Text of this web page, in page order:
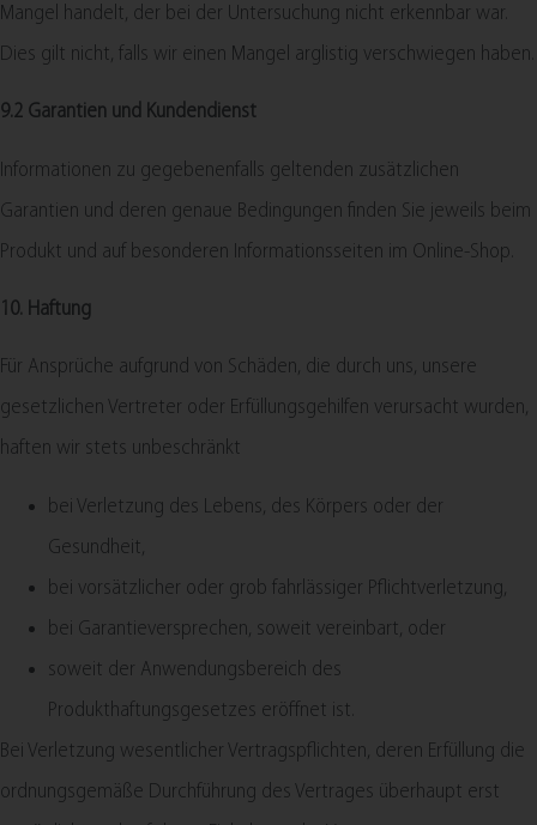
Mangel handelt, der bei der Untersuchung nicht erkennbar war.
Dies gilt nicht, falls wir einen Mangel arglistig verschwiegen haben.
9.2 Garantien und Kundendienst
Informationen zu gegebenenfalls geltenden zusätzlichen
Garantien und deren genaue Bedingungen finden Sie jeweils beim
Produkt und auf besonderen Informationsseiten im Online-Shop.
10. Haftung​​​​​​​
Für Ansprüche aufgrund von Schäden, die durch uns, unsere
gesetzlichen Vertreter oder Erfüllungsgehilfen verursacht wurden,
haften wir stets unbeschränkt
bei Verletzung des Lebens, des Körpers oder der
Gesundheit,
bei vorsätzlicher oder grob fahrlässiger Pflichtverletzung,
bei Garantieversprechen, soweit vereinbart, oder
soweit der Anwendungsbereich des
Produkthaftungsgesetzes eröffnet ist.
Bei Verletzung wesentlicher Vertragspflichten, deren Erfüllung die
ordnungsgemäße Durchführung des Vertrages überhaupt erst